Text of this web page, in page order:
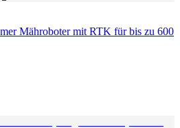
Mähroboter mit RTK für bis zu 600